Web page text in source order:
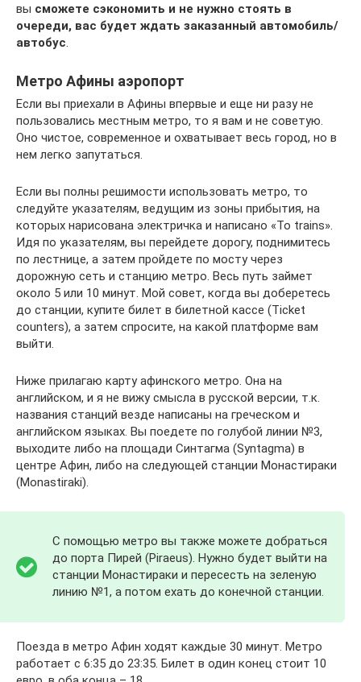
вы сможете сэкономить и не нужно стоять в
очереди, вас будет ждать заказанный автомобиль/
автобус.
Метро Афины аэропорт
Если вы приехали в Афины впервые и еще ни разу не
пользовались местным метро, то я вам и не советую.
Оно чистое, современное и охватывает весь город, но в
нем легко запутаться.
Если вы полны решимости использовать метро, то
следуйте указателям, ведущим из зоны прибытия, на
которых нарисована электричка и написано «To trains».
Идя по указателям, вы перейдете дорогу, поднимитесь
по лестнице, а затем пройдете по мосту через
дорожную сеть и станцию метро. Весь путь займет
около 5 или 10 минут. Мой совет, когда вы доберетесь
до станции, купите билет в билетной кассе (Ticket
counters), а затем спросите, на какой платформе вам
выйти.
Ниже прилагаю карту афинского метро. Она на
английском, и я не вижу смысла в русской версии, т.к.
названия станций везде написаны на греческом и
английском языках. Вы поедете по голубой линии №3,
выходите либо на площади Синтагма (Syntagma) в
центре Афин, либо на следующей станции Монастираки
(Monastiraki).
С помощью метро вы также можете добраться
до порта Пирей (Piraeus). Нужно будет выйти на
станции Монастираки и пересесть на зеленую
линию №1, а потом ехать до конечной станции.
Поезда в метро Афин ходят каждые 30 минут. Метро
работает с 6:35 до 23:35. Билет в один конец стоит 10